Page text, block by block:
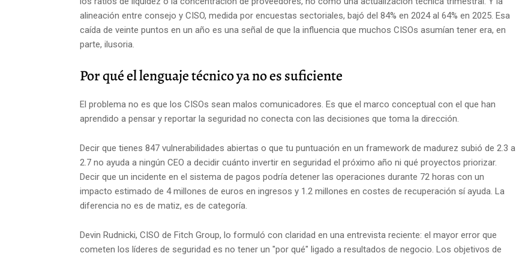
alineación entre consejo y CISO, medida por encuestas sectoriales, bajó del 84% en 2024 al 64% en 2025. Esa
caída de veinte puntos en un año es una señal de que la influencia que muchos CISOs asumían tener era, en
parte, ilusoria.
Por qué el lenguaje técnico ya no es suficiente
El problema no es que los CISOs sean malos comunicadores. Es que el marco conceptual con el que han
aprendido a pensar y reportar la seguridad no conecta con las decisiones que toma la dirección.
Decir que tienes 847 vulnerabilidades abiertas o que tu puntuación en un framework de madurez subió de 2.3 a
2.7 no ayuda a ningún CEO a decidir cuánto invertir en seguridad el próximo año ni qué proyectos priorizar.
Decir que un incidente en el sistema de pagos podría detener las operaciones durante 72 horas con un
impacto estimado de 4 millones de euros en ingresos y 1.2 millones en costes de recuperación sí ayuda. La
diferencia no es de matiz, es de categoría.
Devin Rudnicki, CISO de Fitch Group, lo formuló con claridad en una entrevista reciente: el mayor error que
cometen los líderes de seguridad es no tener un "por qué" ligado a resultados de negocio. Los objetivos de